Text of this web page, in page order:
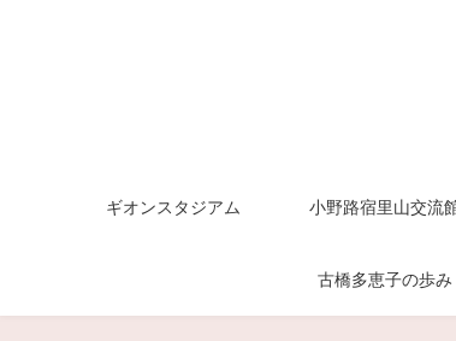
ギオンスタジアム 小野路宿里山交流
古橋多恵子の歩み